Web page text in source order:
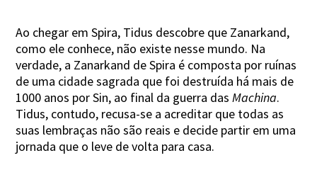
Ao chegar em Spira, Tidus descobre que Zanarkand,
como ele conhece, não existe nesse mundo. Na
verdade, a Zanarkand de Spira é composta por ruínas
de uma cidade sagrada que foi destruída há mais de
1000 anos por Sin, ao final da guerra dasMachina.
Tidus, contudo, recusa-se a acreditar que todas as
suas lembraças não são reais e decide partir em uma
jornada que o leve de volta para casa.